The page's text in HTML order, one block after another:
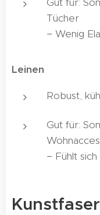
Tücher
− Wenig
Leinen
Robust,
Gut für:
− Fühlt